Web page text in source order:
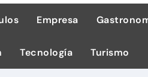
seguridad
Empresa
Tecnología Turismo